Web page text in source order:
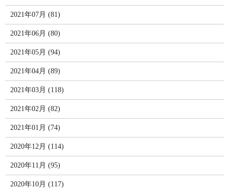
2021年07月 (81)
2021年06月 (80)
2021年05月 (94)
2021年04月 (89)
2021年03月 (118)
2021年02月 (82)
2021年01月 (74)
2020年12月 (114)
2020年11月 (95)
2020年10月 (117)